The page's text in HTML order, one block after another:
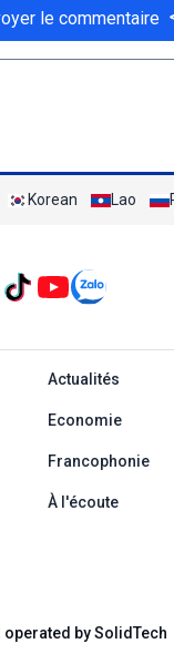
le commentaire
Korean Lao
Pháp
Actualités
Economie
Francophonie
À l'écoute
by SolidTech